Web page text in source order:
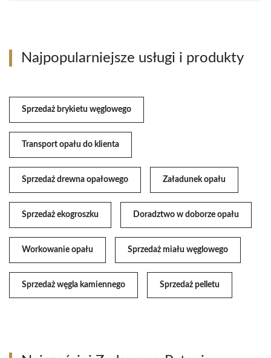
Najpopularniejsze usługi i produkty
Sprzedaż brykietu węglowego
Transport opału do klienta
Sprzedaż drewna opałowego Załadunek opału
Sprzedaż ekogroszku Doradztwo w doborze opału
Workowanie opału Sprzedaż miału węglowego
Sprzedaż węgla kamiennego Sprzedaż pelletu